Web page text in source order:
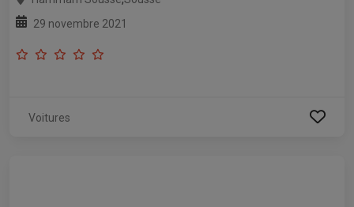
29 novembre 2021
Voitures